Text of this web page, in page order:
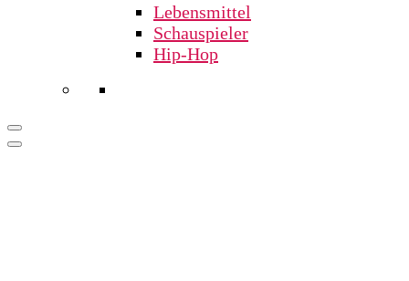
Lebensmittel
Schauspieler
Hip-Hop